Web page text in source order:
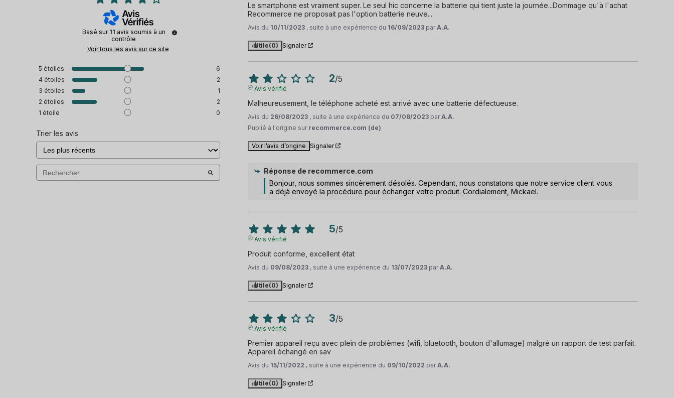
Basé sur 11 avis soumis à un
contrôle
Voir tous les avis sur ce site
5 étoiles
6
4 étoiles
2
3 étoiles
1
2 étoiles
2
1 étoile 0
Trier les avis
Le smartphone est vraiment super. Le seul hic concerne la batterie qui tient juste la journée...Dommage qu'à l'achat
Recommerce ne proposait pas l'option batterie neuve...
Avis du 10/11/2023 , suite à une expérience du 16/09/2023 parA.A.
Utile(0) Signaler
2/5
Avis vérifié
Malheureusement, le téléphone acheté est arrivé avec une batterie défectueuse.
Avis du 26/08/2023 , suite à une expérience du 07/08/2023 parA.A.
Publié à l'origine sur recommerce.com (de)
Voir l’avis d’origine Signaler
Réponse de recommerce.com
Bonjour, nous sommes sincèrement désolés. Cependant, nous constatons que notre service client vous
a déjà envoyé la procédure pour échanger votre produit. Cordialement, Mickael.
5/5
Avis vérifié
Produit conforme, excellent état
Avis du 09/08/2023 , suite à une expérience du 13/07/2023 parA.A.
Utile(0) Signaler
3/5
Avis vérifié
Premier appareil reçu avec plein de problèmes (wifi, bluetooth, bouton d'allumage) malgré un rapport de test parfait.
Appareil échangé en sav
Avis du 15/11/2022 , suite à une expérience du 09/10/2022 parA.A.
Utile(0) Signaler